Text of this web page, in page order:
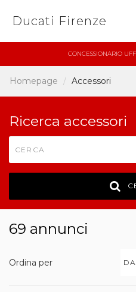
Ducati Firenze
CONCESSIONARIO
Homepage Accessori
Ricerca accessori
69 annunci
Ordina per